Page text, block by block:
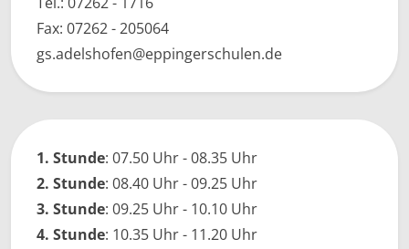
Fax: 07262 - 205064
gs.adelshofen@​​eppingerschulen.de
1. Stunde: 07.50 Uhr - 08.35 Uhr
2. Stunde: 08.40 Uhr - 09.25 Uhr
3. Stunde: 09.25 Uhr - 10.10 Uhr
4. Stunde: 10.35 Uhr - 11.20 Uhr